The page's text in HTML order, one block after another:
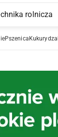
Submenu
rolnicza
Pszenica Kukurydza